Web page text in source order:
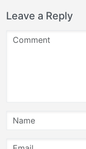
Leave a Reply